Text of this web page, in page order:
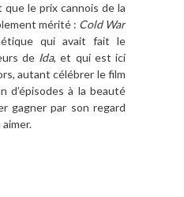
le prix cannois de la
mérité : Cold War
qui avait fait le
de Ida, et qui est ici
autant célébrer le film
d’épisodes à la beauté
gagner par son regard